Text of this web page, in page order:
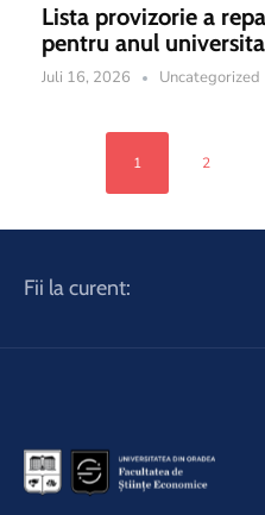
Lista provizorie a
pentru anul
Juli 16, 2026 Uncategorized
1 2
Fii la curent: